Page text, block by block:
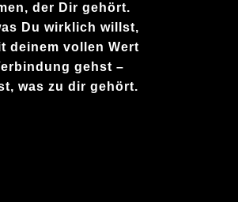
der Dir gehört.
Du wirklich willst,
deinem vollen Wert
gehst –
was zu dir gehört.